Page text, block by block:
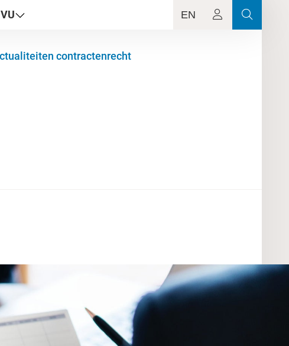
EN
contractenrecht